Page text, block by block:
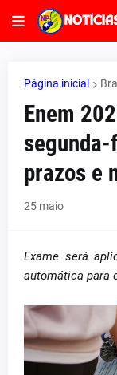
Página inicial
Enem
prazos e
25 maio
Exame será
automática para